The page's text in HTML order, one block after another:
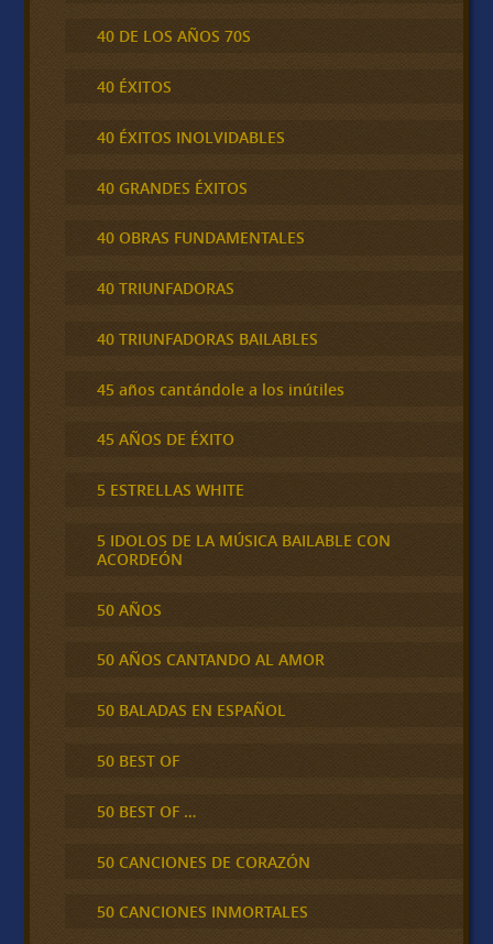
40 DE LOS AÑOS 70S
40 ÉXITOS
40 ÉXITOS INOLVIDABLES
40 GRANDES ÉXITOS
40 OBRAS FUNDAMENTALES
40 TRIUNFADORAS
40 TRIUNFADORAS BAILABLES
45 años cantándole a los inútiles
45 AÑOS DE ÉXITO
5 ESTRELLAS WHITE
5 IDOLOS DE LA MÚSICA BAILABLE CON
ACORDEÓN
50 AÑOS
50 AÑOS CANTANDO AL AMOR
50 BALADAS EN ESPAÑOL
50 BEST OF
50 BEST OF …
50 CANCIONES DE CORAZÓN
50 CANCIONES INMORTALES